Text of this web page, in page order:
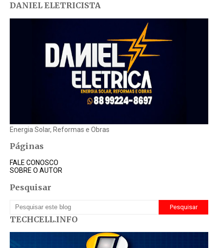
DANIEL ELETRICISTA
Energia Solar, Reformas e Obras
Páginas
FALE CONOSCO
SOBRE O AUTOR
Pesquisar
TECHCELL.INFO